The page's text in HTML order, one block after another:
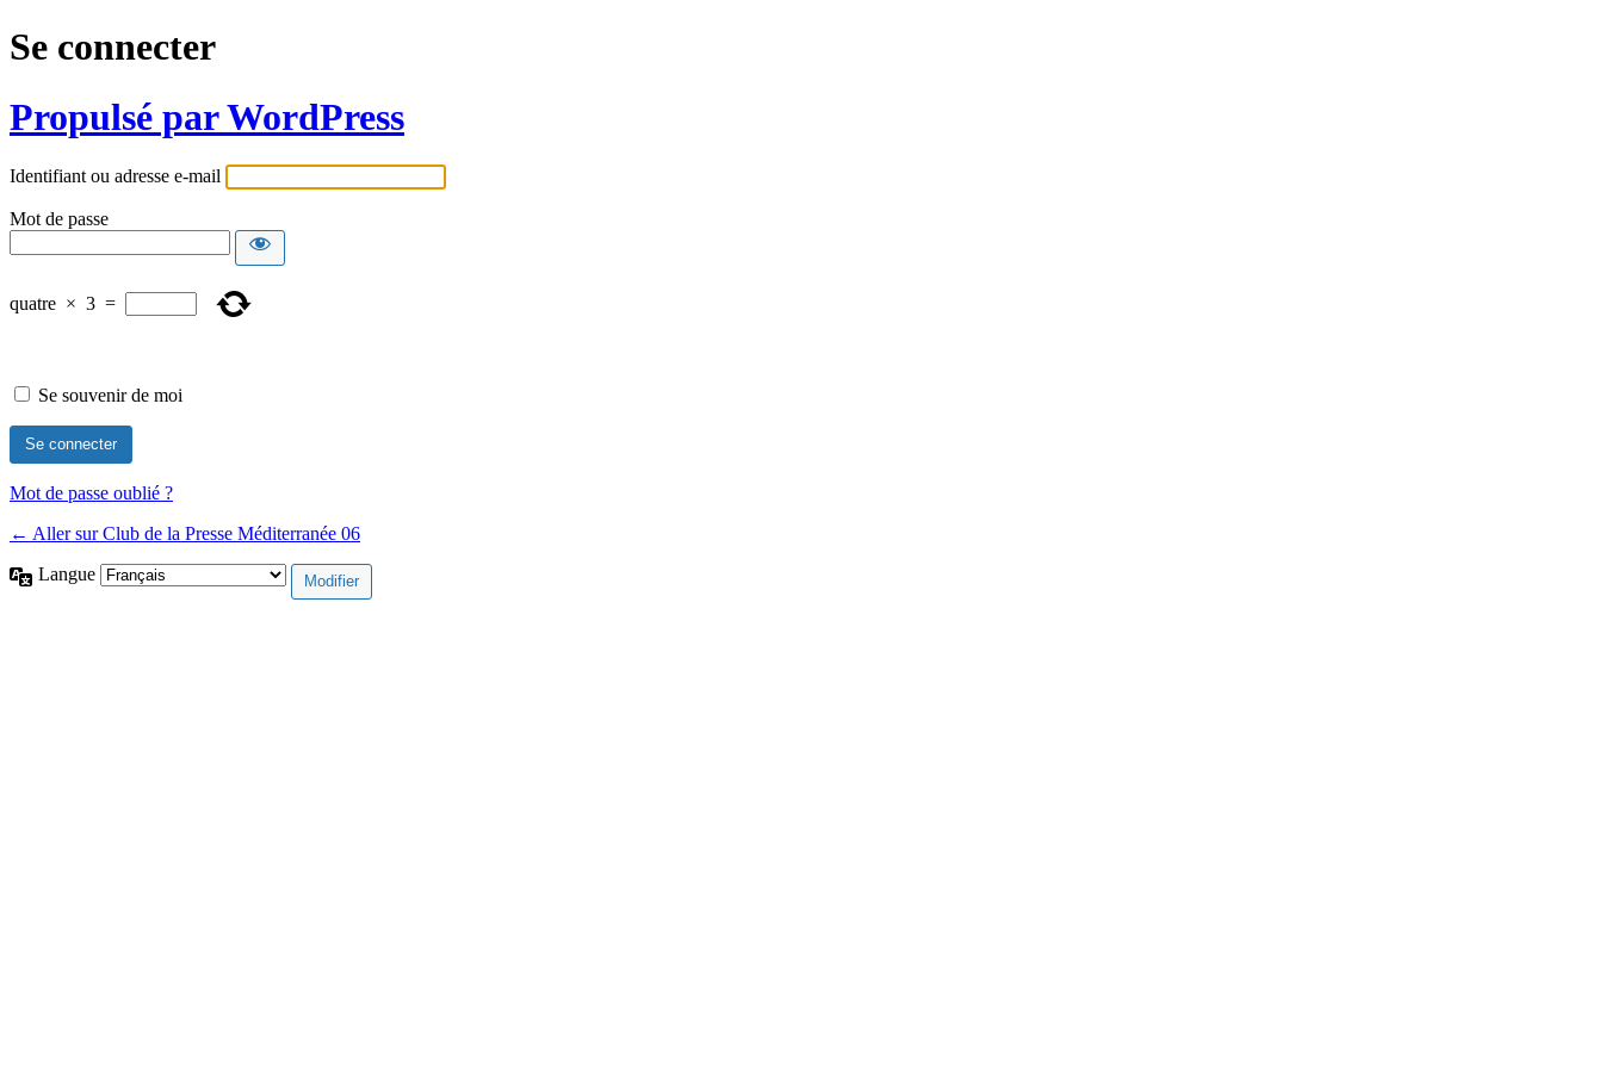
Se connecter
Propulsé par WordPress
Identifiant ou adresse e-mail
Mot de passe
quatre × 3 =
Se souvenir de moi
Mot de passe oublié ?
← Aller sur Club de la Presse Méditerranée 06
Langue